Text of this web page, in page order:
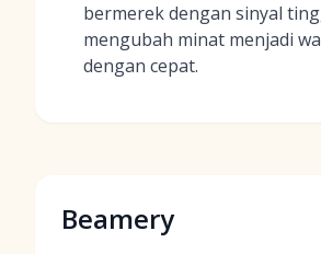
bermerek dengan sinyal
mengubah minat menjadi
dengan cepat.
Beamery